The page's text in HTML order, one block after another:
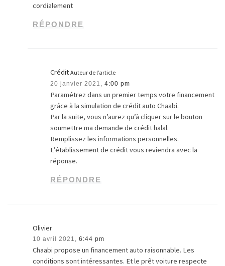
cordialement
RÉPONDRE
CréditAuteur de l’article
20 janvier 2021, 4:00 pm
Paramétrez dans un premier temps votre financement
grâce à la simulation de crédit auto Chaabi.
Par la suite, vous n’aurez qu’à cliquer sur le bouton
soumettre ma demande de crédit halal.
Remplissez les informations personnelles.
L’établissement de crédit vous reviendra avec la
réponse.
RÉPONDRE
Olivier
10 avril 2021, 6:44 pm
Chaabi propose un financement auto raisonnable. Les
conditions sont intéressantes. Et le prêt voiture respecte